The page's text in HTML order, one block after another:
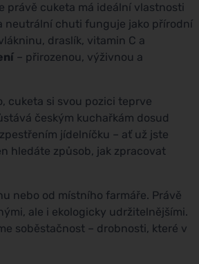
právě cuketa má ideální vlastnosti
neutrální chuti funguje jako přírodní
draslík, vitamin C a
– přirozenou, výživnou a
cuketa si svou pozici teprve
českým kuchařkám dosud
jídelníčku – ať už jste
hledáte způsob, jak zpracovat
nebo od místního farmáře. Právě
ale i ekologicky udržitelnějšími.
soběstačnost – drobnosti, které v